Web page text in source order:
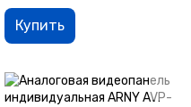
Купить